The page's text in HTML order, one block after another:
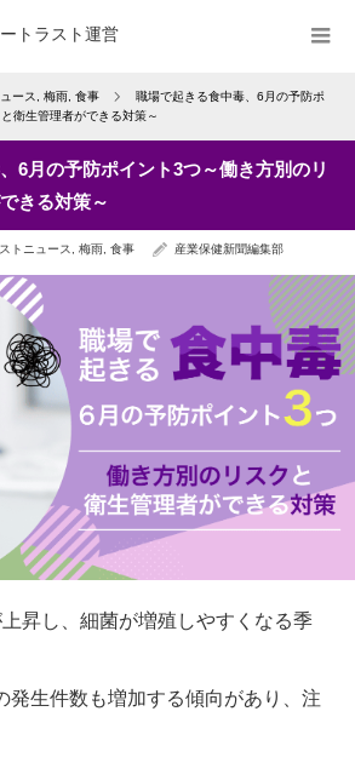
トラスト運営
ース 梅雨 食事
職場で起きる食中毒、6月の予防ポ
衛生管理者ができる対策～
6月の予防ポイント3つ～働き方別のリ
きる対策～
トニュース 梅雨 食事 産業保健新聞編集部
昇し、細菌が増殖しやすくなる季
発生件数も増加する傾向があり、注